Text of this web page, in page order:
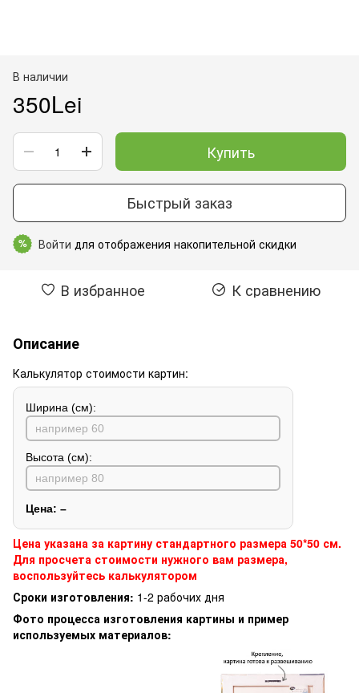
В наличии
350Lei
Купить
Быстрый заказ
% Войти для отображения накопительной скидки
В избранное К сравнению
Описание
Калькулятор стоимости картин:
Ширина (см):
Высота (см):
Цена: –
Цена указана за картину стандартного размера 50*50 см.
Для просчета стоимости нужного вам размера,
воспользуйтесь калькулятором
Сроки изготовления: 1-2 рабочих дня
Фото процесса изготовления картины и пример
используемых материалов: